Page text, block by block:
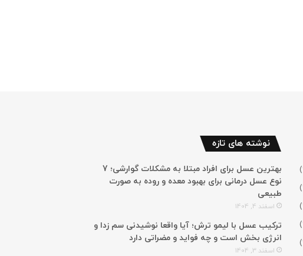
نوشته های تازه
بهترین عسل برای افراد مبتلا به مشکلات گوارشی؛ 7
نوع عسل درمانی برای بهبود معده و روده به صورت
طبیعی
اسفند 4, 1404
ترکیب عسل با لیمو ترش؛ آیا واقعا نوشیدنی سم زدا و
انرژی بخش است و چه فواید و مضراتی دارد
اسفند 3, 1404